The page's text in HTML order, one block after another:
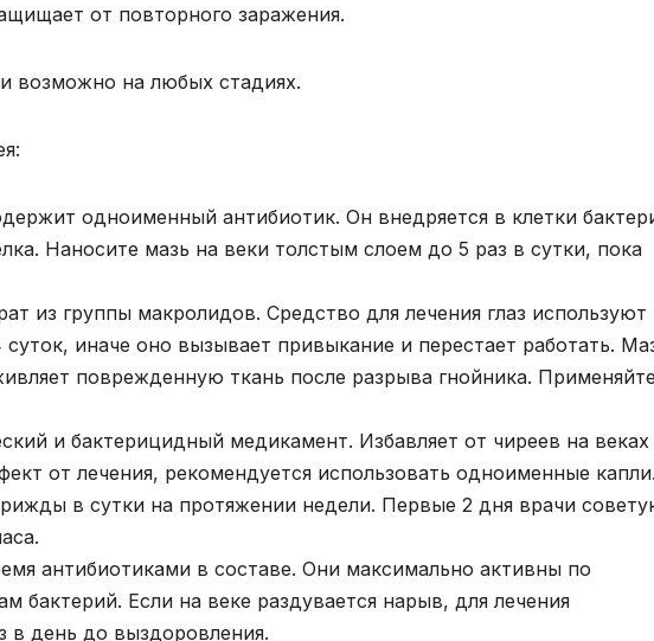
от повторного заражения.
возможно на любых стадиях.
одноименный антибиотик. Он внедряется в клетки
Наносите мазь на веки толстым слоем до 5 раз в сутки, пока
из группы макролидов. Средство для лечения глаз используют
иначе оно вызывает привыкание и перестает работать.
поврежденную ткань после разрыва гнойника.
и бактерицидный медикамент. Избавляет от чиреев на веках
от лечения, рекомендуется использовать одноименные капли.
в сутки на протяжении недели. Первые 2 дня врачи
антибиотиками в составе. Они максимально активны по
бактерий. Если на веке раздувается нарыв, для лечения
в день до выздоровления.